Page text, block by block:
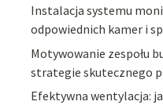
Instalacja systemu
odpowiednich kamer i
Motywowanie zespołu
strategie skutecznego
Efektywna wentylacja: